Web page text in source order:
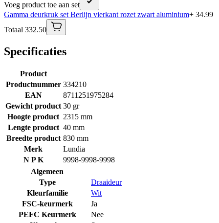
Voeg product toe aan set
Gamma deurkruk set Berlijn vierkant rozet zwart aluminium+ 34.99
Totaal 332.50
Specificaties
Product
Productnummer 334210
EAN
8711251975284
Gewicht product 30 gr
Hoogte product 2315 mm
Lengte product 40 mm
Breedte product 830 mm
Merk
Lundia
N P K
9998-9998-9998
Algemeen
Type
Draaideur
Kleurfamilie
Wit
FSC-keurmerk
Ja
PEFC Keurmerk
Nee